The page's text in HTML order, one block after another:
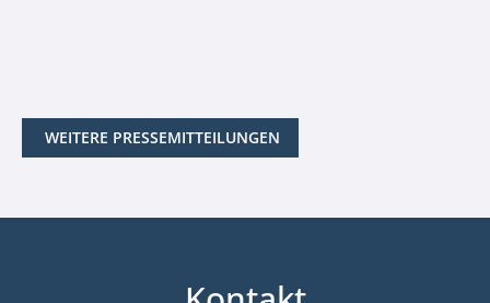
WEITERE PRESSEMITTEILUNGEN